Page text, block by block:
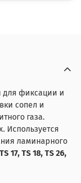
для фиксации и
сопел и
газа.
Используется
ламинарного
TS 17, TS 18, TS 26,